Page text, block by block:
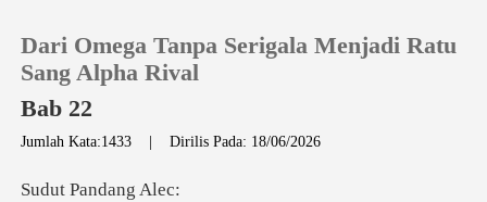
Dari Omega Tanpa Serigala Menjadi Ratu
Sang Alpha Rival
Bab 22
Jumlah Kata:1433 |Dirilis Pada: 18/06/2026
Pandan